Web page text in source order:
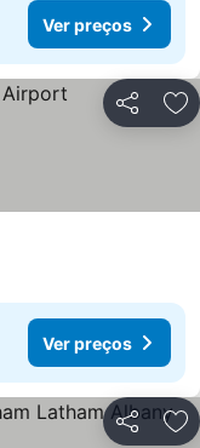
Ver preços
Partilhar
Ver preços
Partilhar